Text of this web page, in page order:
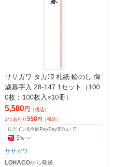
ササガワ タカ印 札紙 輪のし 御
歳暮字入 28-147 1セット（100
0枚：100枚入×10冊）
5,580円
（税込）
1つあたり558円 （税込）
ログイン&全額PayPay支払いで
5%
ササガワ
LOHACOから発送